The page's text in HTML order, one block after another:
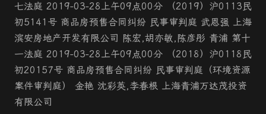
七法庭 2019-03-28上午09点00分 （2019）沪0113民
初5141号 商品房预售合同纠纷 民事审判庭 武恩强 上海
滨安房地产开发有限公司 陈宏,胡亦敏,陈彦彤 青浦 第十
一法庭 2019-03-28上午09点00分 （2018）沪0118民
初20157号 商品房预售合同纠纷 民事审判庭（环境资源
案件审判庭） 金艳 沈彩英,李春根 上海青浦万达茂投资
有限公司